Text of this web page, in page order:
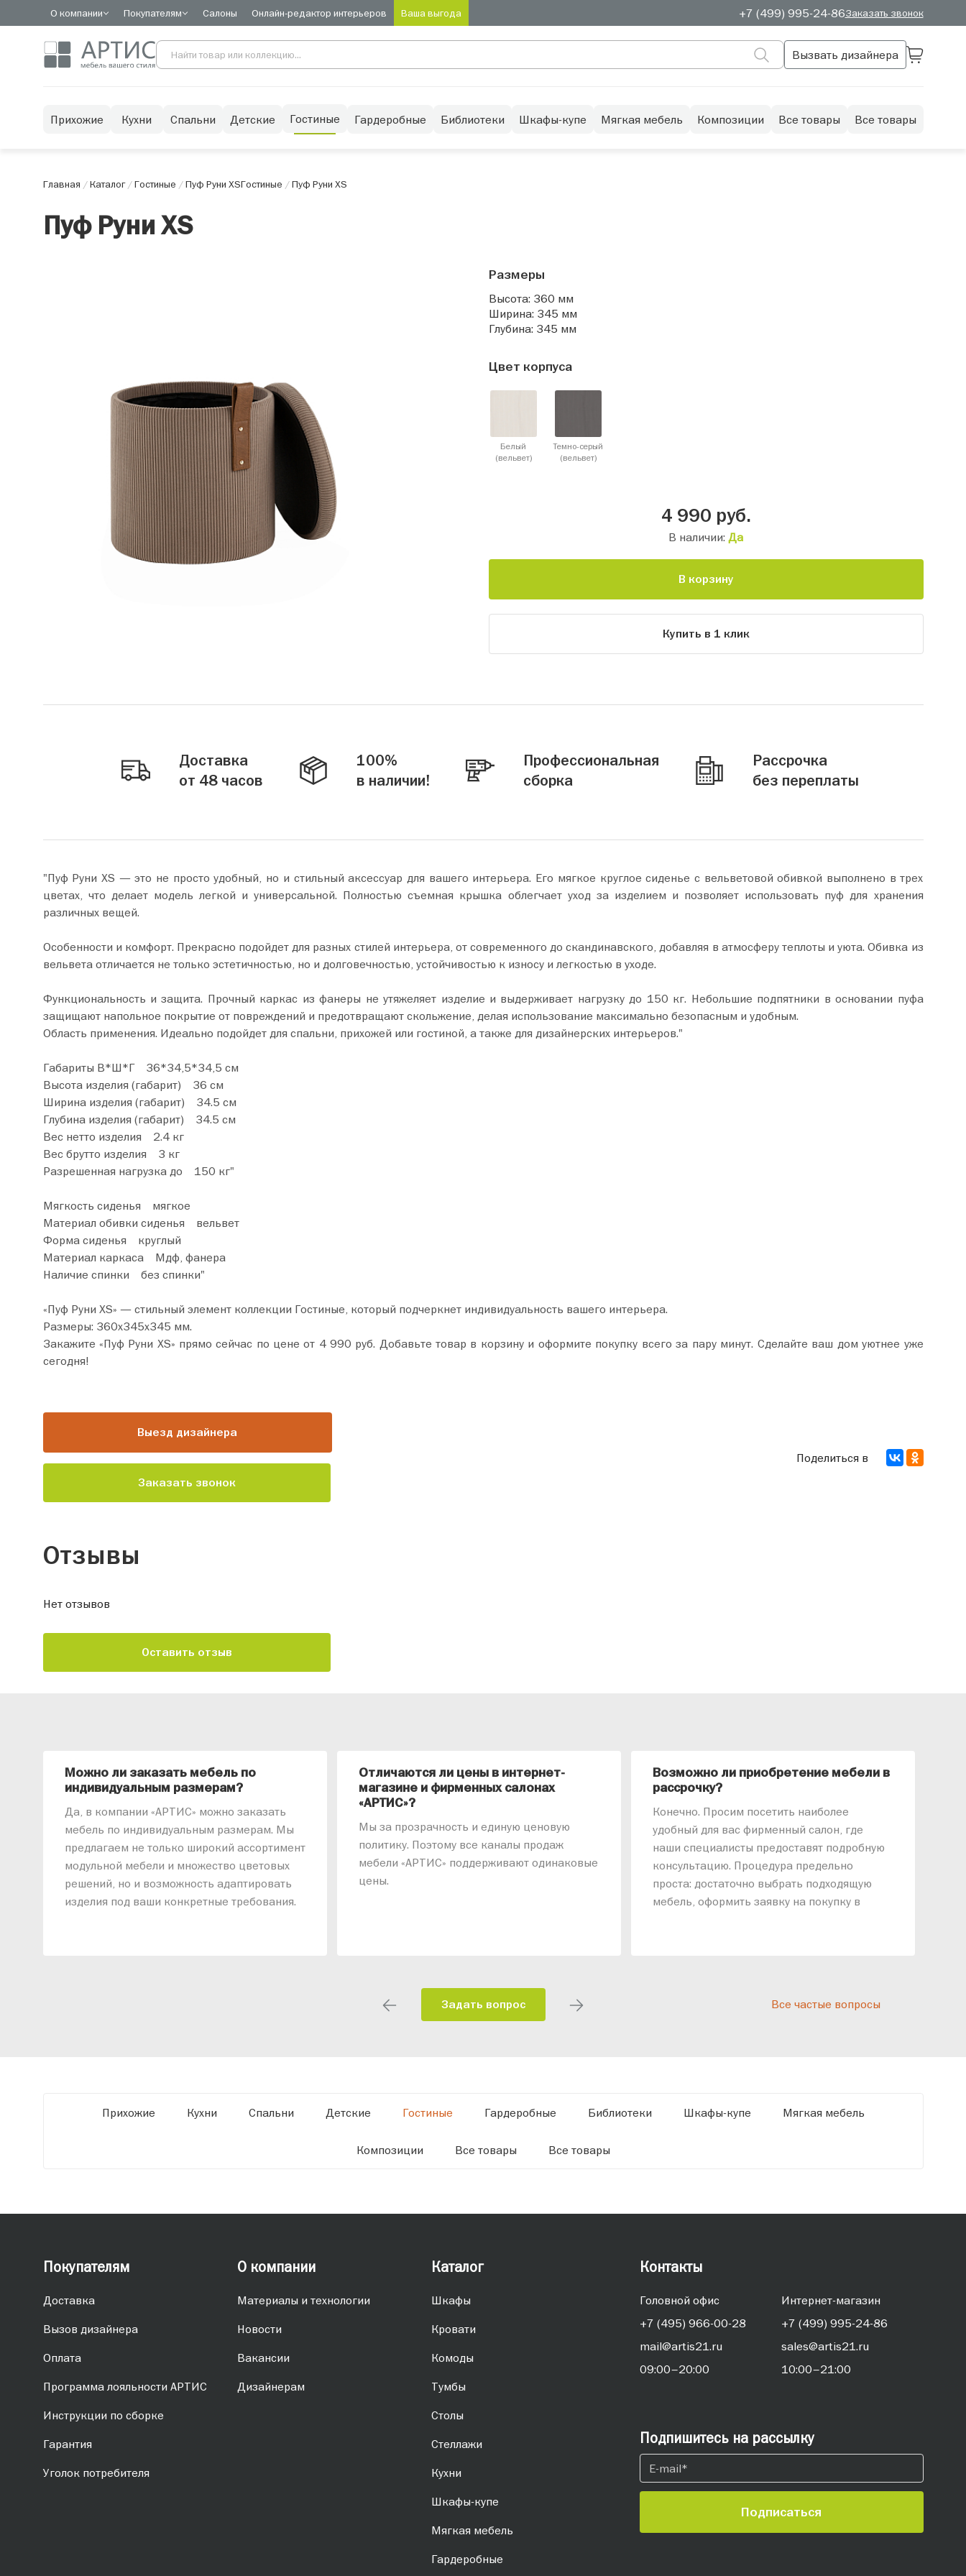
О компании Покупателям Салоны Онлайн-редактор интерьеров Ваша выгода +7 (499) 995-24-86Заказать звонок
Вызвать дизайнера
Прихожие Кухни Спальни Детские Гостиные Гардеробные Библиотеки Шкафы-купе Мягкая мебель Композиции Все товары Все товары
Главная /Каталог/Гостиные /Пуф Руни XSГостиные /Пуф Руни XS
Пуф Руни XS
Размеры
Высота: 360 мм
Ширина: 345 мм
Глубина: 345 мм
Цвет корпуса
Белый
(вельвет)
Темно-серый
(вельвет)
4 990 руб.
В наличии: Да
В корзину
Купить в 1 клик
Доставка
от 48 часов
100%
в наличии!
Профессиональная
сборка
Рассрочка
без переплаты
"Пуф Руни XS — это не просто удобный, но и стильный аксессуар для вашего интерьера. Его мягкое круглое сиденье с вельветовой обивкой выполнено в трех
цветах, что делает модель легкой и универсальной. Полностью съемная крышка облегчает уход за изделием и позволяет использовать пуф для хранения
различных вещей.
Особенности и комфорт. Прекрасно подойдет для разных стилей интерьера, от современного до скандинавского, добавляя в атмосферу теплоты и уюта. Обивка из
вельвета отличается не только эстетичностью, но и долговечностью, устойчивостью к износу и легкостью в уходе.
Функциональность и защита. Прочный каркас из фанеры не утяжеляет изделие и выдерживает нагрузку до 150 кг. Небольшие подпятники в основании пуфа
защищают напольное покрытие от повреждений и предотвращают скольжение, делая использование максимально безопасным и удобным.
Область применения. Идеально подойдет для спальни, прихожей или гостиной, а также для дизайнерских интерьеров."
Габариты В*Ш*Г 36*34,5*34,5 см
Высота изделия (габарит) 36 см
Ширина изделия (габарит) 34.5 см
Глубина изделия (габарит) 34.5 см
Вес нетто изделия 2.4 кг
Вес брутто изделия 3 кг
Разрешенная нагрузка до 150 кг"
Мягкость сиденья мягкое
Материал обивки сиденья вельвет
Форма сиденья круглый
Материал каркаса Мдф, фанера
Наличие спинки без спинки"
«Пуф Руни XS» — стильный элемент коллекции Гостиные, который подчеркнет индивидуальность вашего интерьера.
Размеры: 360х345х345 мм.
Закажите «Пуф Руни XS» прямо сейчас по цене от 4 990 руб. Добавьте товар в корзину и оформите покупку всего за пару минут. Сделайте ваш дом уютнее уже
сегодня!
Выезд дизайнера
Заказать звонок
Поделиться в
Отзывы
Нет отзывов
Оставить отзыв
Можно ли заказать мебель по
индивидуальным размерам?
Да, в компании «АРТИС» можно заказать
мебель по индивидуальным размерам. Мы
предлагаем не только широкий ассортимент
модульной мебели и множество цветовых
решений, но и возможность адаптировать
изделия под ваши конкретные требования.
Отличаются ли цены в интернет-
магазине и фирменных салонах
«АРТИС»?
Мы за прозрачность и единую ценовую
политику. Поэтому все каналы продаж
мебели «АРТИС» поддерживают одинаковые
цены.
Возможно ли приобретение мебели в
рассрочку?
Конечно. Просим посетить наиболее
удобный для вас фирменный салон, где
наши специалисты предоставят подробную
консультацию. Процедура предельно
проста: достаточно выбрать подходящую
мебель, оформить заявку на покупку в
Задать вопрос Все частые вопросы
Прихожие Кухни Спальни Детские Гостиные Гардеробные Библиотеки Шкафы-купе Мягкая мебель
Композиции Все товары Все товары
Покупателям
Доставка
Вызов дизайнера
Оплата
Программа лояльности АРТИС
Инструкции по сборке
Гарантия
Уголок потребителя
О компании
Материалы и технологии
Новости
Вакансии
Дизайнерам
Каталог
Шкафы
Кровати
Комоды
Тумбы
Столы
Стеллажи
Кухни
Шкафы-купе
Мягкая мебель
Гардеробные
Контакты
Головной офис
+7 (495) 966-00-28
mail@artis21.ru
09:00–20:00
Интернет-магазин
+7 (499) 995-24-86
sales@artis21.ru
10:00–21:00
Подпишитесь на рассылку
Подписаться